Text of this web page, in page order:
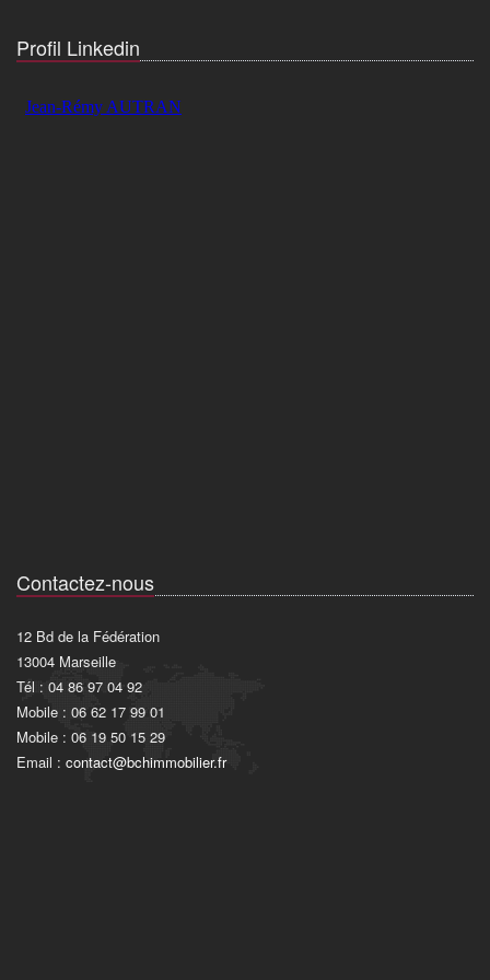
Profil Linkedin
Contactez-nous
12 Bd de la Fédération
13004 Marseille
Tél : 04 86 97 04 92
Mobile : 06 62 17 99 01
Mobile : 06 19 50 15 29
Email : contact@bchimmobilier.fr